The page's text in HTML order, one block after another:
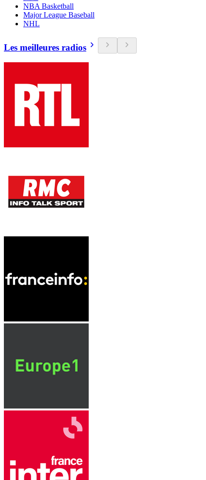
NBA Basketball
Major League Baseball
NHL
Les meilleures radios